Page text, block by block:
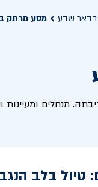
שבע מסע מרתק
מנחלים
טיול בלב